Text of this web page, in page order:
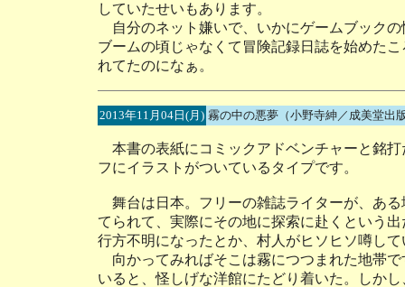
していたせいもあります。
自分のネット嫌いで、いかにゲームブック
ブームの頃じゃなくて冒険記録日誌を始めた
れてたのになぁ。
2013年11月04日(月) 霧の中の悪夢（小野寺紳／成美堂出
本書の表紙にコミックアドベンチャーと銘
フにイラストがついているタイプです。
舞台は日本。フリーの雑誌ライターが、あ
てられて、実際にその地に探索に赴くという
行方不明になったとか、村人がヒソヒソ噂して
向かってみればそこは霧につつまれた地帯
いると、怪しげな洋館にたどり着いた。しか